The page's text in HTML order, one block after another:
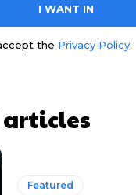
में
I WANT IN
the Privacy Policy.
Featured